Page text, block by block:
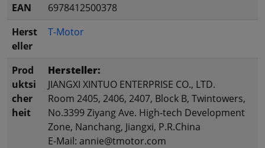
EAN
6978412500378
Herst
eller
T-Motor
Prod
uktsi
cher
heit
Hersteller:
JIANGXI XINTUO ENTERPRISE CO., LTD.
Room 2405, 2406, 2407, Block B, Twintowers,
No.3399 Ziyang Ave. High-tech Development
Zone, Nanchang, Jiangxi, P.R.China
E-Mail: annie@tmotor.com